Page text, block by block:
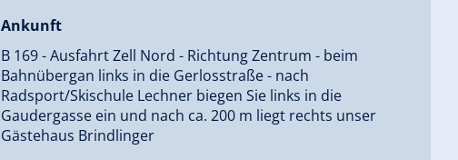
Ankunft
B 169 - Ausfahrt Zell Nord - Richtung Zentrum - beim
Bahnübergan links in die Gerlosstraße - nach
Radsport/Skischule Lechner biegen Sie links in die
Gaudergasse ein und nach ca. 200 m liegt rechts unser
Gästehaus Brindlinger